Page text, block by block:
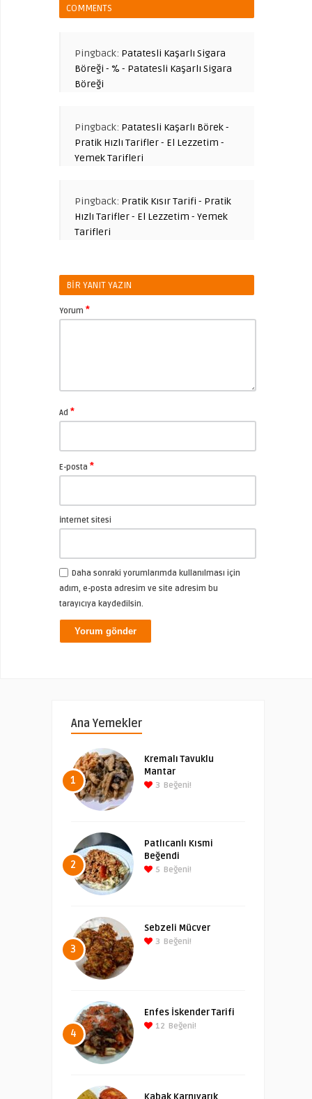
COMMENTS
Pingback: Patatesli Kaşarlı Sigara
Böreği - % - Patatesli Kaşarlı Sigara
Böreği
Pingback: Patatesli Kaşarlı Börek -
Pratik Hızlı Tarifler - El Lezzetim -
Yemek Tarifleri
Pingback: Pratik Kısır Tarifi - Pratik
Hızlı Tarifler - El Lezzetim - Yemek
Tarifleri
BIR YANIT YAZIN
Yorum *
Ad *
E-posta *
İnternet sitesi
Daha sonraki yorumlarımda kullanılması için
adım, e-posta adresim ve site adresim bu
tarayıcıya kaydedilsin.
Ana Yemekler
1
Kremalı Tavuklu
Mantar
3 Beğeni!
2
Patlıcanlı Kısmi
Beğendi
5 Beğeni!
3
Sebzeli Mücver
3 Beğeni!
4
Enfes İskender Tarifi
12 Beğeni!